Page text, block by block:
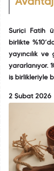
Suriçi Fatih
birlikte
yayıncılık
yararlanıyor.
iş birlikleriyle
2 Şubat 2026